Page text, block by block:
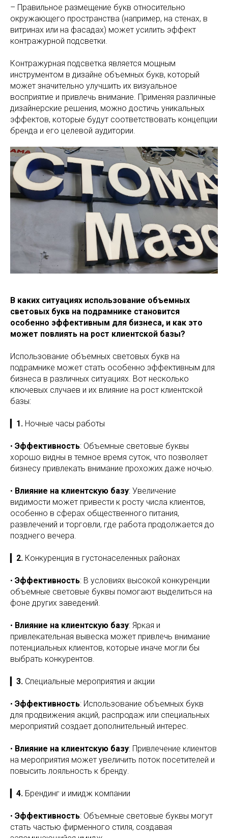
– Правильное размещение букв относительно
окружающего пространства (например, на стенах, в
витринах или на фасадах) может усилить эффект
контражурной подсветки.
Контражурная подсветка является мощным
инструментом в дизайне объемных букв, который
может значительно улучшить их визуальное
восприятие и привлечь внимание. Применяя различные
дизайнерские решения, можно достичь уникальных
эффектов, которые будут соответствовать концепции
бренда и его целевой аудитории.
В каких ситуациях использование объемных
световых букв на подрамнике становится
особенно эффективным для бизнеса, и как это
может повлиять на рост клиентской базы?
Использование объемных световых букв на
подрамнике может стать особенно эффективным для
бизнеса в различных ситуациях. Вот несколько
ключевых случаев и их влияние на рост клиентской
базы:
1. Ночные часы работы
• Эффективность: Объемные световые буквы
хорошо видны в темное время суток, что позволяет
бизнесу привлекать внимание прохожих даже ночью.
• Влияние на клиентскую базу: Увеличение
видимости может привести к росту числа клиентов,
особенно в сферах общественного питания,
развлечений и торговли, где работа продолжается до
позднего вечера.
2. Конкуренция в густонаселенных районах
• Эффективность: В условиях высокой конкуренции
объемные световые буквы помогают выделиться на
фоне других заведений.
• Влияние на клиентскую базу: Яркая и
привлекательная вывеска может привлечь внимание
потенциальных клиентов, которые иначе могли бы
выбрать конкурентов.
3. Специальные мероприятия и акции
• Эффективность: Использование объемных букв
для продвижения акций, распродаж или специальных
мероприятий создает дополнительный интерес.
• Влияние на клиентскую базу: Привлечение клиентов
на мероприятия может увеличить поток посетителей и
повысить лояльность к бренду.
4. Брендинг и имидж компании
• Эффективность: Объемные световые буквы могут
стать частью фирменного стиля, создавая